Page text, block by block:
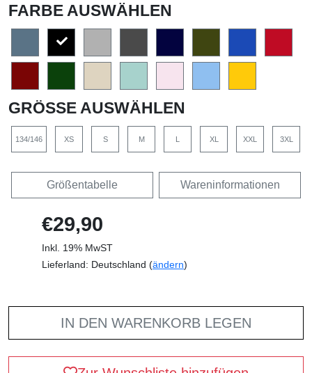
FARBE AUSWÄHLEN
GRÖSSE AUSWÄHLEN
134/146 XS S M L XL XXL 3XL
Größentabelle Wareninformationen
€29,90
Inkl. 19% MwST
Lieferland: Deutschland (ändern)
IN DEN WARENKORB LEGEN